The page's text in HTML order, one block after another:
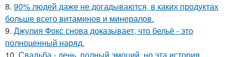
8. 90% людей даже не догадываются, в каких продуктах
больше всего витаминов и минералов.
9. Джулия Фокс снова доказывает, что бельё - это
полноценный наряд.